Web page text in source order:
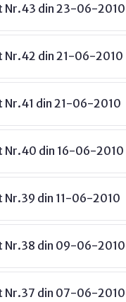
Nr.43 din 23-06-2010
Nr.42 din 21-06-2010
Nr.41 din 21-06-2010
Nr.40 din 16-06-2010
Nr.39 din 11-06-2010
Nr.38 din 09-06-2010
Nr.37 din 07-06-2010